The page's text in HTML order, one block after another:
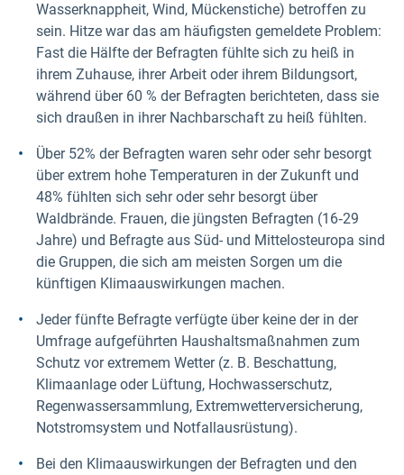
Wasserknappheit, Wind, Mückenstiche) betroffen zu
sein. Hitze war das am häufigsten gemeldete Problem:
Fast die Hälfte der Befragten fühlte sich zu heiß in
ihrem Zuhause, ihrer Arbeit oder ihrem Bildungsort,
während über 60 % der Befragten berichteten, dass sie
sich draußen in ihrer Nachbarschaft zu heiß fühlten.
Über 52% der Befragten waren sehr oder sehr besorgt
über extrem hohe Temperaturen in der Zukunft und
48% fühlten sich sehr oder sehr besorgt über
Waldbrände. Frauen, die jüngsten Befragten (16‑29
Jahre) und Befragte aus Süd- und Mittelosteuropa sind
die Gruppen, die sich am meisten Sorgen um die
künftigen Klimaauswirkungen machen.
Jeder fünfte Befragte verfügte über keine der in der
Umfrage aufgeführten Haushaltsmaßnahmen zum
Schutz vor extremem Wetter (z. B. Beschattung,
Klimaanlage oder Lüftung, Hochwasserschutz,
Regenwassersammlung, Extremwetterversicherung,
Notstromsystem und Notfallausrüstung).
Bei den Klimaauswirkungen der Befragten und den